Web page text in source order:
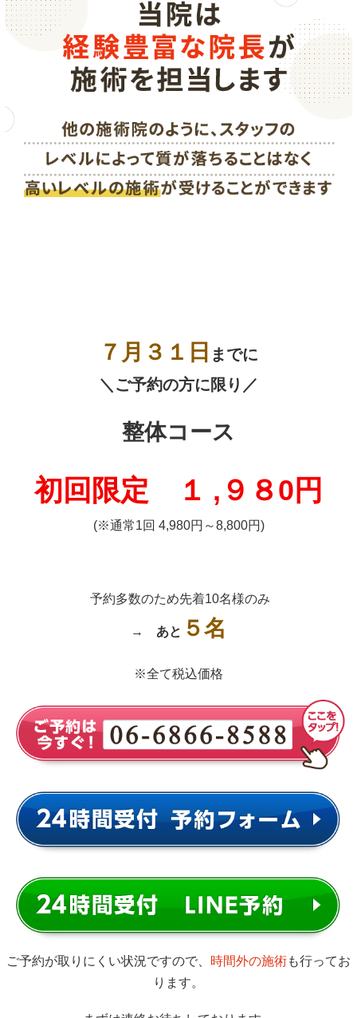
７月３１ 日 までに
＼ご予約の方に限り／
整体コース
初回限定 １ ,９８0円
(※通常1回 4,980円～8,800円)
予約多数のため先着10名様のみ
→ あと ５名
※全て税込価格
ご予約が取りにくい状況ですので、 時間外の施術も行ってお
ります。